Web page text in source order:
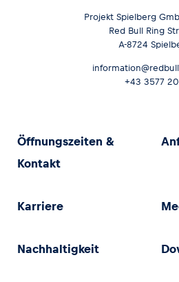
Projekt Spielberg
Red Bull Ring
A-8724
+43 3577
Öffnungszeiten &
Kontakt
Karriere
Nachhaltigkeit